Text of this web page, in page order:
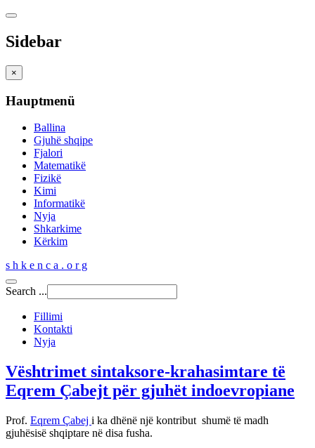
Sidebar
×
Hauptmenü
Ballina
Gjuhë shqipe
Fjalori
Matematikë
Fizikë
Kimi
Informatikë
Nyja
Shkarkime
Kërkim
s h k e n c a . o r g
Search ...
Fillimi
Kontakti
Nyja
Vështrimet sintaksore-krahasimtare të
Eqrem Çabejt për gjuhët indoevropiane
Prof. Eqrem Çabej i ka dhënë një kontribut shumë të madh
gjuhësisë shqiptare në disa fusha.